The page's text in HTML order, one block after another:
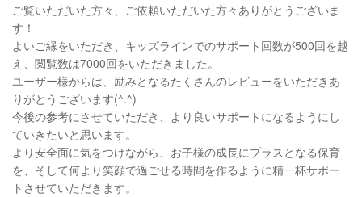
ご覧いただいた方々、ご依頼いただいた方々ありがとうございま
す！
よいご縁をいただき、キッズラインでのサポート回数が500回を越
え、閲覧数は7000回をいただきました。
ユーザー様からは、励みとなるたくさんのレビューをいただきあ
りがとうございます(^.^)
今後の参考にさせていただき、より良いサポートになるようにし
ていきたいと思います。
より安全面に気をつけながら、お子様の成長にプラスとなる保育
を、そして何より笑顔で過ごせる時間を作るように精一杯サポー
トさせていただきます。